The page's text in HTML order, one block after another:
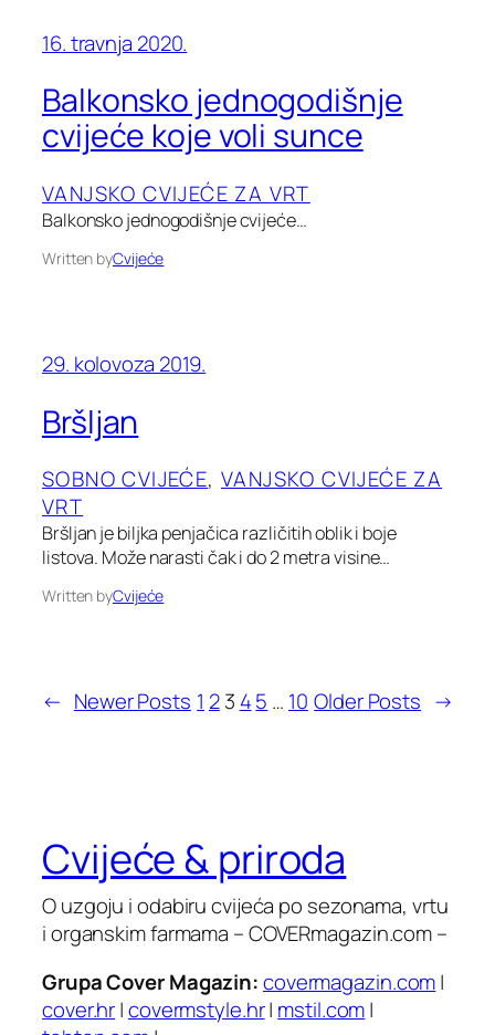
16. travnja 2020.
Balkonsko jednogodišnje
cvijeće koje voli sunce
VANJSKO CVIJEĆE ZA VRT
Balkonsko jednogodišnje cvijeće…
Written byCvijeće
29. kolovoza 2019.
Bršljan
SOBNO CVIJEĆE, VANJSKO CVIJEĆE ZA
VRT
Bršljan je biljka penjačica različitih oblik i boje
listova. Može narasti čak i do 2 metra visine…
Written byCvijeće
← Newer Posts 1 23 45 … 10 Older Posts →
Cvijeće & priroda
O uzgoju i odabiru cvijeća po sezonama, vrtu
i organskim farmama – COVERmagazin.com –
Grupa Cover Magazin:covermagazin.com|
cover.hr|covermstyle.hr| mstil.com|